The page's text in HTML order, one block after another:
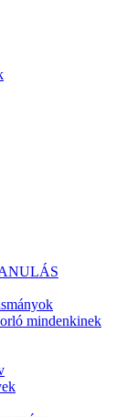
mindenkinek